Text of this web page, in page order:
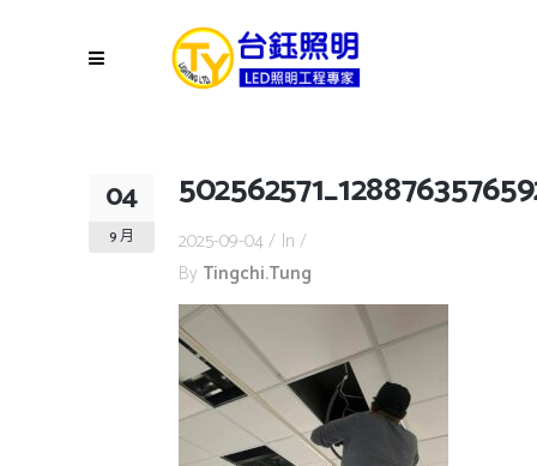
04
9 月 2025-09-04
In
By Tingchi.tung